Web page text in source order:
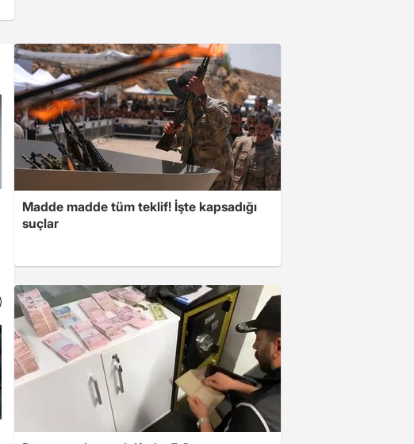
Madde madde tüm teklif! İşte kapsadığı
suçlar